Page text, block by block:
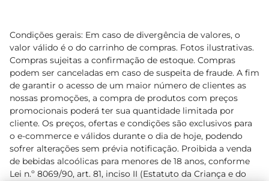
Condições gerais: Em caso de divergência de valores, o
valor válido é o do carrinho de compras. Fotos ilustrativas.
Compras sujeitas a confirmação de estoque. Compras
podem ser canceladas em caso de suspeita de fraude. A fim
de garantir o acesso de um maior número de clientes as
nossas promoções, a compra de produtos com preços
promocionais poderá ter sua quantidade limitada por
cliente. Os preços, ofertas e condições são exclusivos para
o e-commerce e válidos durante o dia de hoje, podendo
sofrer alterações sem prévia notificação. Proibida a venda
de bebidas alcoólicas para menores de 18 anos, conforme
Lei n.º 8069/90, art. 81, inciso II (Estatuto da Criança e do